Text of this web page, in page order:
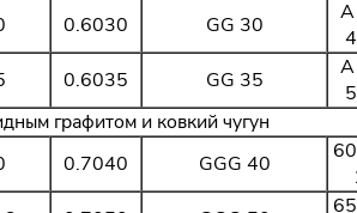
0.6030 GG 30
0.6035 GG 35
графитом и ковкий чугун
0.7040 GGG 40